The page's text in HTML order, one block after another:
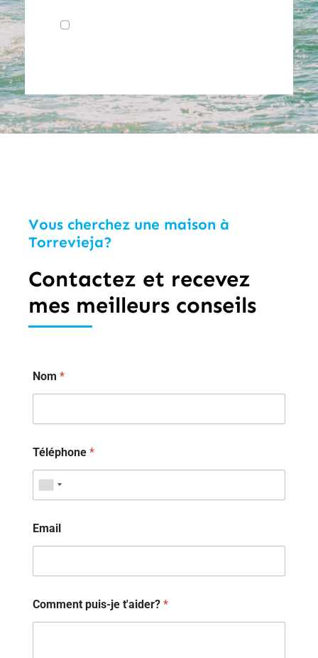
Vous cherchez une maison à
Torrevieja?
Contactez et recevez
mes meilleurs conseils
Nom *
Téléphone *
Email
Comment puis-je t'aider? *